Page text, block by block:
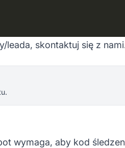
skontaktuj się z
wymaga, aby kod